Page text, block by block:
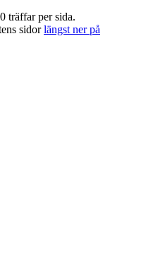
träffar per sida.
sidorlängst ner på